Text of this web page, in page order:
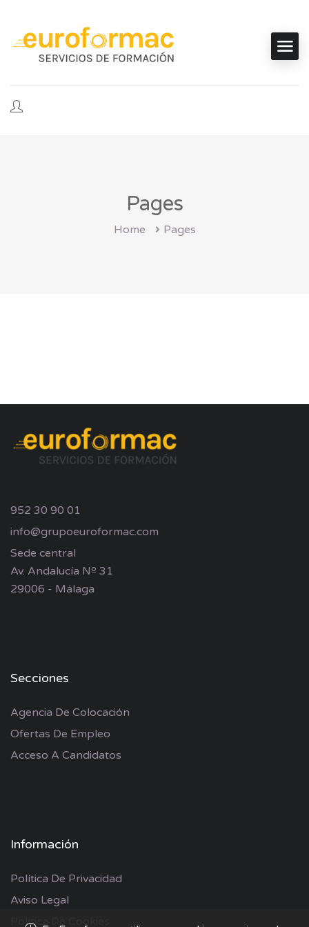
Pages
Home Pages
952 30 90 01
info@grupoeuroformac.com
Sede central
Av. Andalucía Nº 31
29006 - Málaga
Secciones
Agencia De Colocación
Ofertas De Empleo
Acceso A Candidatos
Información
Política De Privacidad
Aviso Legal
Política De Cookies